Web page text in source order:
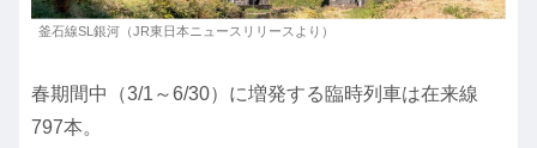
釜石線SL銀河（JR東日本ニュースリリースより）
春期間中（3/1～6/30）に増発する臨時列車は在来線
797本。